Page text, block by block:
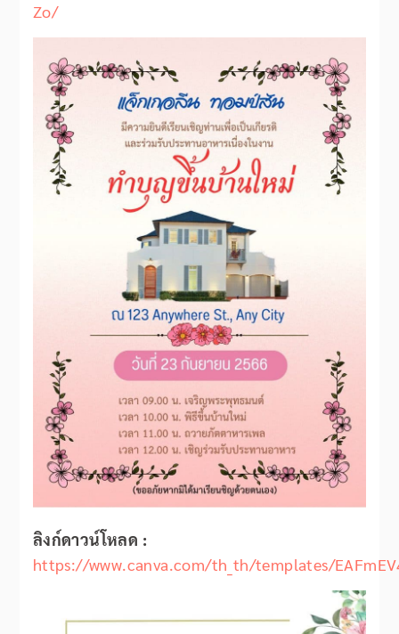
Zo/
ลิงก์ดาวน์โหลด :
https://www.canva.com/th_th/templates/